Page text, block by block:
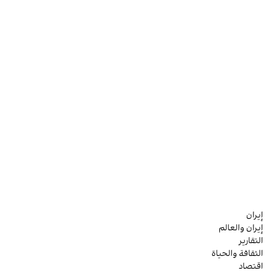
إيران
إيران والعالم
التقارير
الثقافة والحياة
اقتصاد